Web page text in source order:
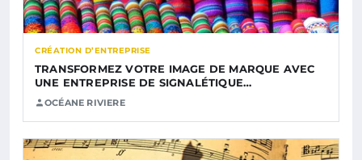
CRÉATION D’ENTREPRISE
TRANSFORMEZ VOTRE IMAGE DE MARQUE AVEC
UNE ENTREPRISE DE SIGNALÉTIQUE…
OCÉANE RIVIERE